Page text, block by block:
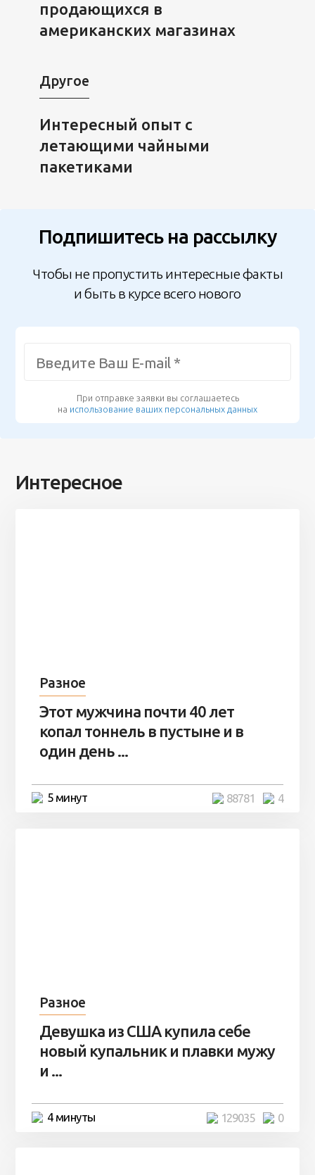
продающихся в
американских магазинах
Другое
Интересный опыт с
летающими чайными
пакетиками
Подпишитесь на рассылку
Чтобы не пропустить интересные факты
и быть в курсе всего нового
При отправке заявки вы соглашаетесь
на использование ваших персональных данных
Интересное
Разное
Этот мужчина почти 40 лет
копал тоннель в пустыне и в
один день ...
5 минут 4
88781
Разное
Девушка из США купила себе
новый купальник и плавки мужу
и ...
4 минуты 0
129035